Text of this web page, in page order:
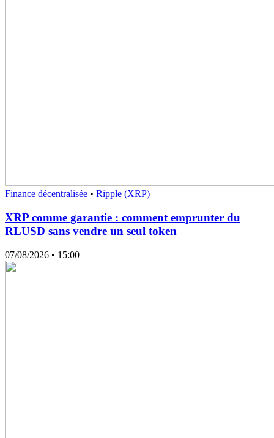
Finance décentralisée • Ripple (XRP)
XRP comme garantie : comment emprunter du
RLUSD sans vendre un seul token
07/08/2026 • 15:00